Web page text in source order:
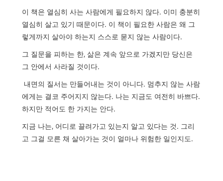
이 책은 열심히 사는 사람에게 필요하지 않다. 이미 충분히
열심히 살고 있기 때문이다. 이 책이 필요한 사람은 왜 그
렇게까지 살아야 하는지 스스로 묻지 않는 사람이다.
그 질문을 피하는 한, 삶은 계속 앞으로 가겠지만 당신은
그 안에서 사라질 것이다.
내면의 질서는 만들어내는 것이 아니다. 멈추지 않는 사람
에게는 결코 주어지지 않는다. 나는 지금도 여전히 바쁘다.
하지만 적어도 한 가지는 안다.
지금 나는, 어디로 끌려가고 있는지 알고 있다는 것 . 그리
고 그걸 모른 채 살아가는 것이 얼마나 위험한 일인지도.